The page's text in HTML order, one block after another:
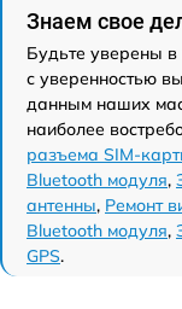
Знаем свое
Будьте уверены
с уверенностью
данным наших
наиболее
разъема SIM-
Bluetooth модуля,
антенны, Ремонт
Bluetooth модуля,
GPS.